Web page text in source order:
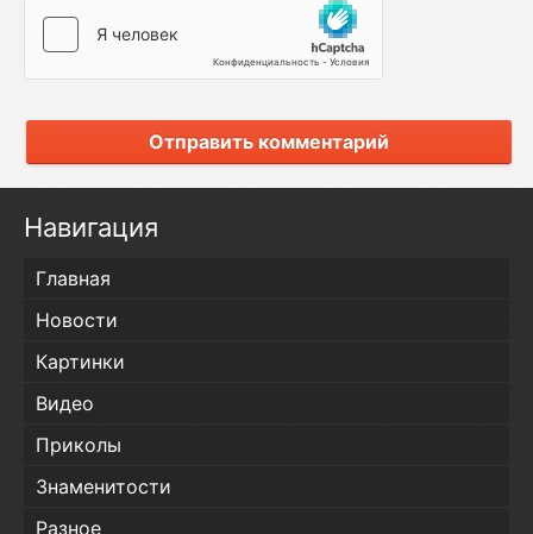
Отправить комментарий
Навигация
Главная
Новости
Картинки
Видео
Приколы
Знаменитости
Разное